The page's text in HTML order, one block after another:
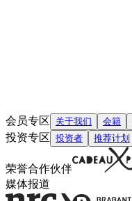
会员专区 关于我们 会籍
投资专区 投资者 推荐计划
荣誉合作伙伴
媒体报道